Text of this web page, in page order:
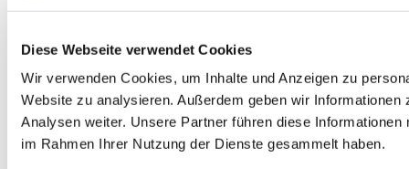
Diese Webseite verwendet Cookies
Wir verwenden Cookies, um Inhalte und Anzeigen zu
Website zu analysieren. Außerdem geben wir
Analysen weiter. Unsere Partner führen diese
im Rahmen Ihrer Nutzung der Dienste gesammelt haben.